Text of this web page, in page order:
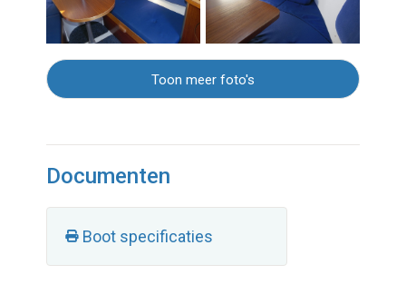
Toon meer foto's
Documenten
Boot specificaties